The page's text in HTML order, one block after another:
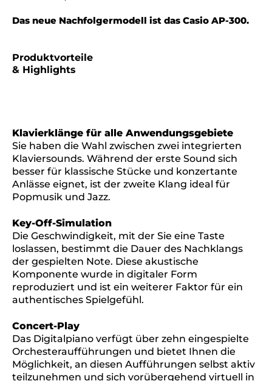
Das neue Nachfolgermodell ist das Casio AP-300.
Produktvorteile
& Highlights
Klavierklänge für alle Anwendungsgebiete
Sie haben die Wahl zwischen zwei integrierten
Klaviersounds. Während der erste Sound sich
besser für klassische Stücke und konzertante
Anlässe eignet, ist der zweite Klang ideal für
Popmusik und Jazz.
Key-Off-Simulation
Die Geschwindigkeit, mit der Sie eine Taste
loslassen, bestimmt die Dauer des Nachklangs
der gespielten Note. Diese akustische
Komponente wurde in digitaler Form
reproduziert und ist ein weiterer Faktor für ein
authentisches Spielgefühl.
Concert-Play
Das Digitalpiano verfügt über zehn eingespielte
Orchesteraufführungen und bietet Ihnen die
Möglichkeit, an diesen Aufführungen selbst aktiv
teilzunehmen und sich vorübergehend virtuell in